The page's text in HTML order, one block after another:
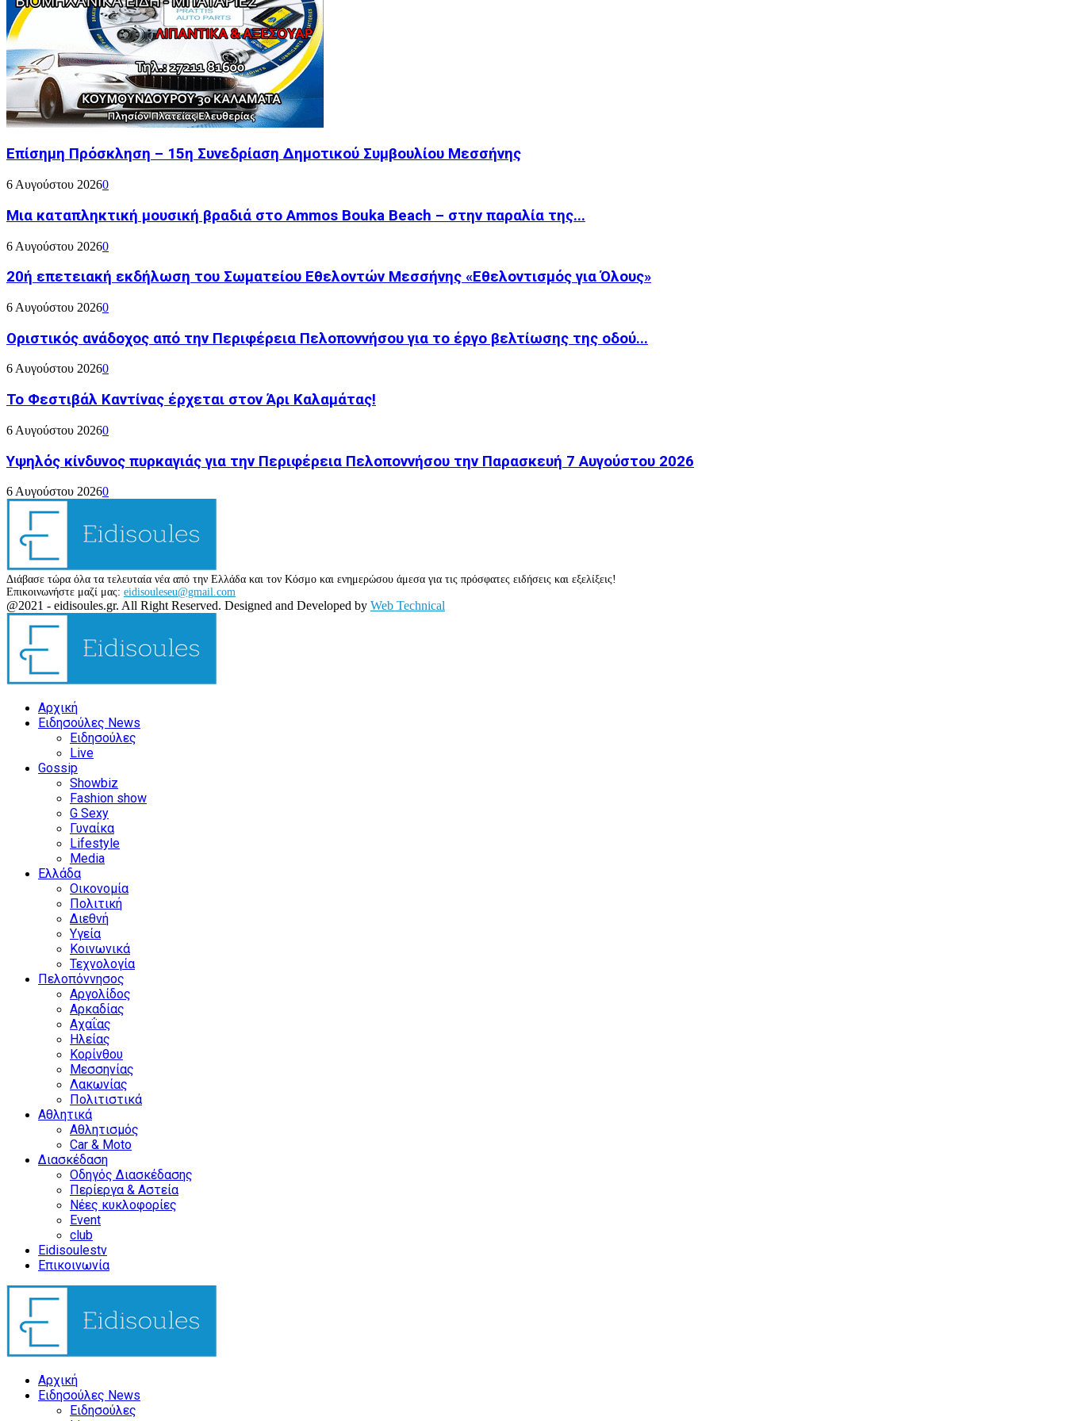
Επίσημη Πρόσκληση – 15η Συνεδρίαση Δημοτικού Συμβουλίου Μεσσήνης
6 Αυγούστου 20260
Μια καταπληκτική μουσική βραδιά στο Ammos Bouka Beach – στην παραλία της...
6 Αυγούστου 20260
20ή επετειακή εκδήλωση του Σωματείου Εθελοντών Μεσσήνης «Εθελοντισμός για Όλους»
6 Αυγούστου 20260
Οριστικός ανάδοχος από την Περιφέρεια Πελοποννήσου για το έργο βελτίωσης της οδού...
6 Αυγούστου 20260
Το Φεστιβάλ Καντίνας έρχεται στον Άρι Καλαμάτας!
6 Αυγούστου 20260
Υψηλός κίνδυνος πυρκαγιάς για την Περιφέρεια Πελοποννήσου την Παρασκευή 7 Αυγούστου 2026
6 Αυγούστου 20260
Διάβασε τώρα όλα τα τελευταία νέα από την Ελλάδα και τον Κόσμο και ενημερώσου άμεσα για τις πρόσφατες ειδήσεις και εξελίξεις!
Επικοινωνήστε μαζί μας: eidisouleseu@gmail.com
Facebook
Twitter
Instagram
Youtube
@2021 - eidisoules.gr. All Right Reserved. Designed and Developed by Web Technical
Αρχική
Ειδησούλες News
Ειδησούλες
Live
Gossip
Showbiz
Fashion show
G Sexy
Γυναίκα
Lifestyle
Media
Ελλάδα
Οικονομία
Πολιτική
Διεθνή
Υγεία
Κοινωνικά
Τεχνολογία
Πελοπόννησος
Αργολίδος
Αρκαδίας
Αχαΐας
Ηλείας
Κορίνθου
Μεσσηνίας
Λακωνίας
Πολιτιστικά
Αθλητικά
Αθλητισμός
Car & Moto
Διασκέδαση
Οδηγός Διασκέδασης
Περίεργα & Αστεία
Νέες κυκλοφορίες
Event
club
Eidisoulestv
Επικοινωνία
Αρχική
Ειδησούλες News
Ειδησούλες